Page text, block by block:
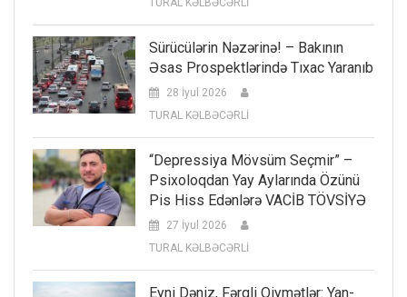
TURAL KƏLBƏCƏRLİ
Sürücülərin Nəzərinə! – Bakının
Əsas Prospektlərində Tıxac Yaranıb
28 İyul 2026
TURAL KƏLBƏCƏRLİ
“Depressiya Mövsüm Seçmir” –
Psixoloqdan Yay Aylarında Özünü
Pis Hiss Edənlərə VACİB TÖVSİYƏ
27 İyul 2026
TURAL KƏLBƏCƏRLİ
Eyni Dəniz, Fərqli Qiymətlər: Yan-